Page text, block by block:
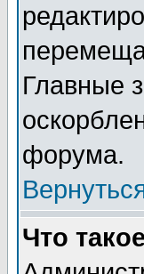
Главные
форума.
Что